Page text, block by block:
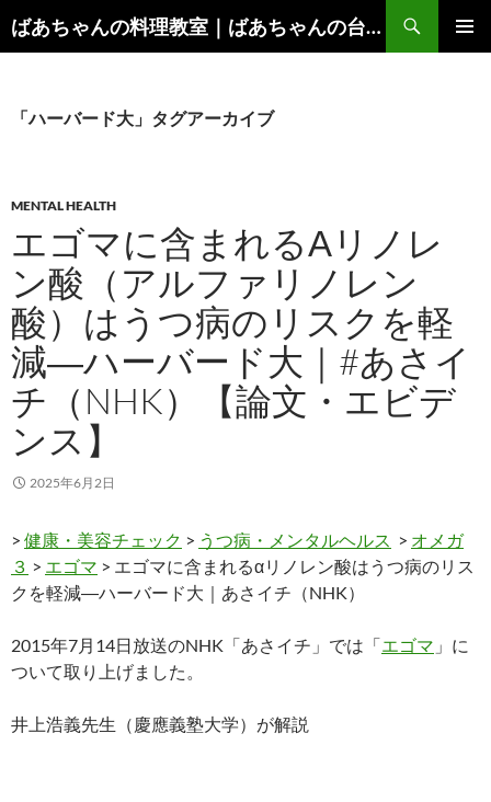
ン
プ
ばあちゃんの料理教室｜ばあちゃんの台所から学ぶ、食と健康の知恵
索
「ハーバード大」タグアーカイブ
MENTAL HEALTH
エゴマに含まれるΑリノレ
ン酸（アルファリノレン
酸）はうつ病のリスクを軽
減―ハーバード大｜#あさイ
チ（NHK）【論文・エビデ
ンス】
2025年6月2日
> 健康・美容チェック > うつ病・メンタルヘルス > オメガ
３ > エゴマ > エゴマに含まれるαリノレン酸はうつ病のリス
クを軽減―ハーバード大｜あさイチ（NHK）
2015年7月14日放送のNHK「あさイチ」では「エゴマ 」に
ついて取り上げました。
井上浩義先生（慶應義塾大学）が解説